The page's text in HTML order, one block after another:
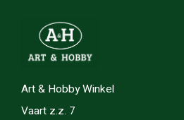
Art & Hobby Winkel
Vaart z.z. 7